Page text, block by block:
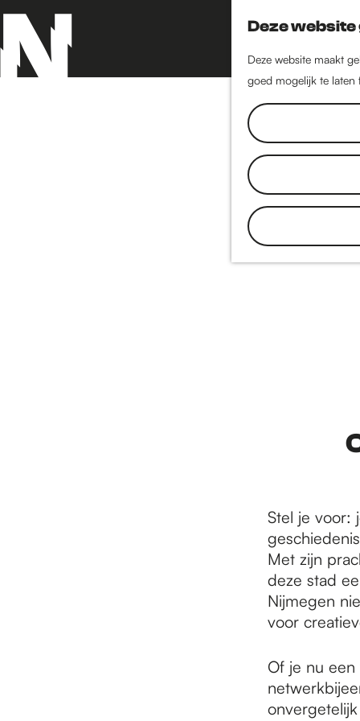
Deze
Deze website maakt
goed mogelijk te laten
Stel je voor:
Met zijn
deze stad
Nijmegen
voor
Of je nu